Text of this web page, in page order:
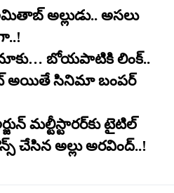
అల్లుడు.. అసలు
బోయపాటికి లింక్..
అయితే సినిమా బంపర్
మల్టీస్టారర్​కు టైటిల్
చేసిన అల్లు అరవింద్..!